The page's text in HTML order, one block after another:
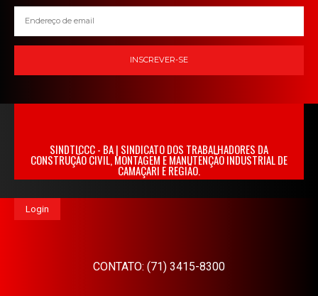
INSCREVER-SE
SINDTICCC - BA | SINDICATO DOS TRABALHADORES DA
CONSTRUÇÃO CIVIL, MONTAGEM E MANUTENÇÃO INDUSTRIAL DE
CAMAÇARI E REGIÃO.
Login
CONTATO: (71) 3415-8300